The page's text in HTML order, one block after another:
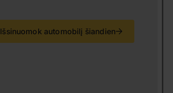
Išsinuomok automobilį šiandien